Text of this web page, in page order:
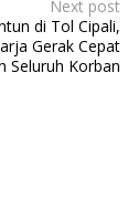
Next post
di Tol Cipali,
Gerak Cepat
Seluruh Korban